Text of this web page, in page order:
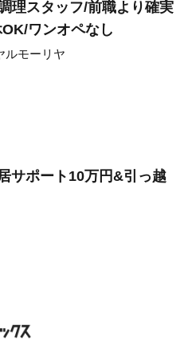
理スタッフ/前職より確実
ワンオペなし
ルモーリヤ
サポート10万円&引っ越